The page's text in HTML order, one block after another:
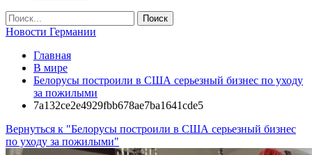
Новости Германии
Главная
В мире
Белорусы построили в США серьезный бизнес по уходу
за пожилыми
7a132ce2e4929fbb678ae7ba1641cde5
Вернуться к "Белорусы построили в США серьезный бизнес
по уходу за пожилыми"